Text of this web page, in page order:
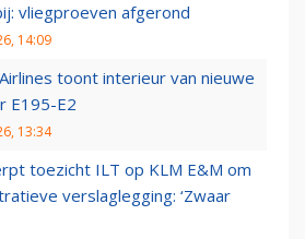
vliegproeven afgerond
14:09
toont interieur van nieuwe
E195-E2
13:34
toezicht ILT op KLM E&M om
verslaglegging: ‘Zwaar